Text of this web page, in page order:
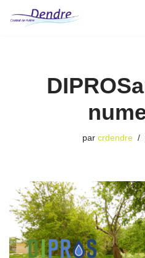
par crdendre